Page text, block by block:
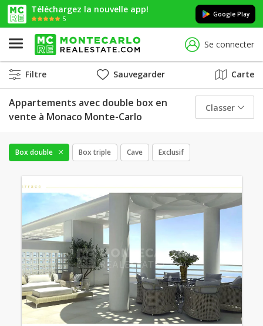
Téléchargez la nouvelle app!
5
Google Play
Se connecter
Filtre Sauvegarder Carte
Appartements avec double box en
vente à Monaco Monte-Carlo
Classer
Box double Box triple Cave Exclusif